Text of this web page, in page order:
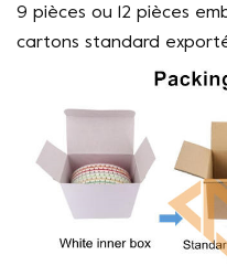
9 pièces ou 12 pièces
cartons standard